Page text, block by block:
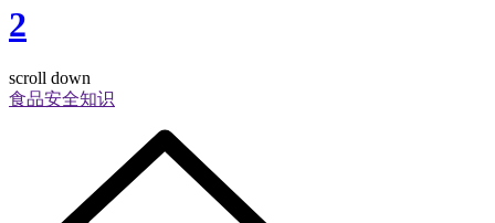
2
scroll down
食品安全知识